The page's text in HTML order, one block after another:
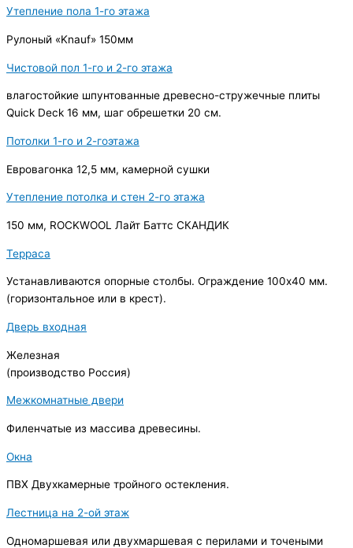
Утепление пола 1-го этажа
Рулоный «Knauf» 150мм
Чистовой пол 1-го и 2-го этажа
влагостойкие шпунтованные древесно-стружечные плиты
Quick Deck 16 мм, шаг обрешетки 20 см.
Потолки 1-го и 2-гоэтажа
Евровагонка 12,5 мм, камерной сушки
Утепление потолка и стен 2-го этажа
150 мм, ROCKWOOL Лайт Баттс СКАНДИК
Терраса
Устанавливаются опорные столбы. Ограждение 100х40 мм.
(горизонтальное или в крест).
Дверь входная
Железная
(производство Россия)
Межкомнатные двери
Филенчатые из массива древесины.
Окна
ПВХ Двухкамерные тройного остекления.
Лестница на 2-ой этаж
Одномаршевая или двухмаршевая с перилами и точеными